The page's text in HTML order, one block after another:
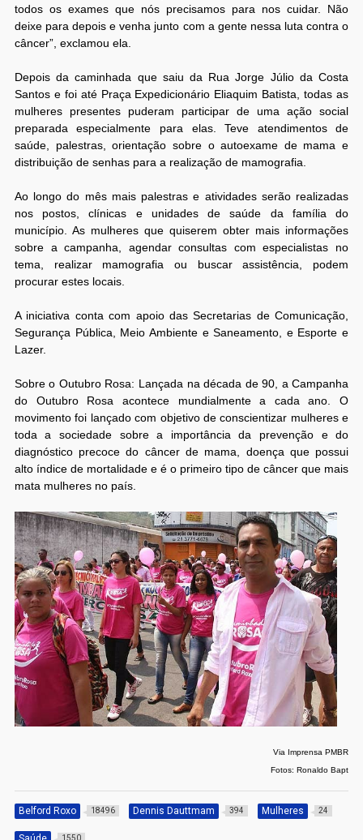
todos os exames que nós precisamos para nos cuidar. Não
deixe para depois e venha junto com a gente nessa luta contra o
câncer”, exclamou ela.
Depois da caminhada que saiu da Rua Jorge Júlio da Costa
Santos e foi até Praça Expedicionário Eliaquim Batista, todas as
mulheres presentes puderam participar de uma ação social
preparada especialmente para elas. Teve atendimentos de
saúde, palestras, orientação sobre o autoexame de mama e
distribuição de senhas para a realização de mamografia.
Ao longo do mês mais palestras e atividades serão realizadas
nos postos, clínicas e unidades de saúde da família do
município. As mulheres que quiserem obter mais informações
sobre a campanha, agendar consultas com especialistas no
tema, realizar mamografia ou buscar assistência, podem
procurar estes locais.
A iniciativa conta com apoio das Secretarias de Comunicação,
Segurança Pública, Meio Ambiente e Saneamento, e Esporte e
Lazer.
Sobre o Outubro Rosa: Lançada na década de 90, a Campanha
do Outubro Rosa acontece mundialmente a cada ano. O
movimento foi lançado com objetivo de conscientizar mulheres e
toda a sociedade sobre a importância da prevenção e do
diagnóstico precoce do câncer de mama, doença que possui
alto índice de mortalidade e é o primeiro tipo de câncer que mais
mata mulheres no país.
Via Imprensa PMBR
Fotos: Ronaldo Bapt
Belford Roxo 18496 Dennis Dauttmam 394 Mulheres 24